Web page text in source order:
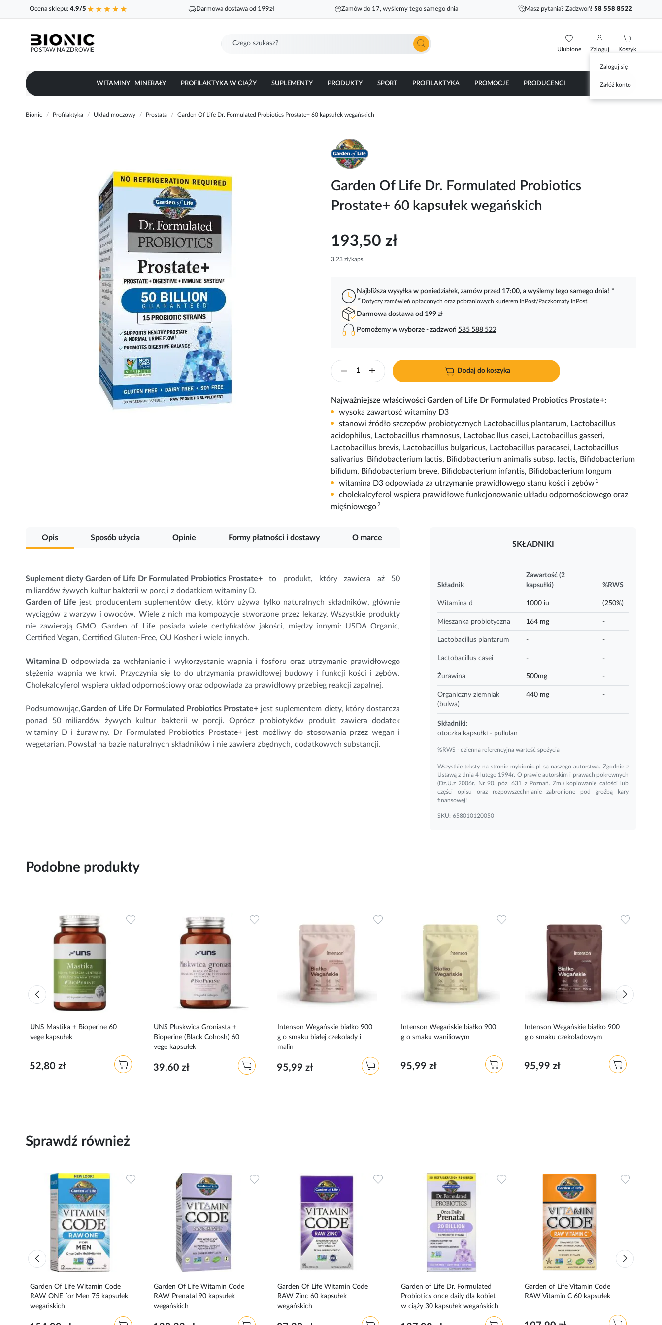
Ocena sklepu: 4.9/5 Darmowa dostawa od 199zł Zamów do 17, wyślemy tego samego dnia Masz pytania? Zadzwoń! 58 558 8522
POSTAW NA ZDROWIE
Szukaj
Ulubione
Zaloguj
Zaloguj się
Załóż konto
Koszyk
WITAMINY I MINERAŁY PROFILAKTYKA W CIĄŻY SUPLEMENTY PRODUKTY SPORT PROFILAKTYKA PROMOCJE PRODUCENCI
Bionic Profilaktyka Układ moczowy Prostata Garden Of Life Dr. Formulated Probiotics Prostate+ 60 kapsułek wegańskich
Garden Of Life Dr. Formulated Probiotics
Prostate+ 60 kapsułek wegańskich
193,50 zł
3,23 zł/kaps.
Najbliższa wysyłka w poniedziałek, zamów przed 17:00, a wyślemy tego samego dnia! *
* Dotyczy zamówień opłaconych oraz pobraniowych kurierem InPost/Paczkomaty InPost.
Darmowa dostawa od 199 zł
Pomożemy w wyborze - zadzwoń 585 588 522
Dodaj do koszyka
Najważniejsze właściwości Garden of Life Dr Formulated Probiotics Prostate+:
wysoka zawartość witaminy D3
stanowi źródło szczepów probiotycznych Lactobacillus plantarum, Lactobacillus
acidophilus, Lactobacillus rhamnosus, Lactobacillus casei, Lactobacillus gasseri,
Lactobacillus brevis, Lactobacillus bulgaricus, Lactobacillus paracasei, Lactobacillus
salivarius, Bifidobacterium lactis, Bifidobacterium animalis subsp. lactis, Bifidobacterium
bifidum, Bifidobacterium breve, Bifidobacterium infantis, Bifidobacterium longum
witamina D3 odpowiada za utrzymanie prawidłowego stanu kości i zębów1
cholekalcyferol wspiera prawidłowe funkcjonowanie układu odpornościowego oraz
mięśniowego2
Opis
Suplement diety Garden of Life Dr Formulated Probiotics Prostate+
to produkt, który zawiera aż 50
miliardów żywych kultur bakterii w porcji z dodatkiem witaminy D.
Garden of Life jest producentem suplementów diety, który używa tylko naturalnych składników, głównie
wyciągów z warzyw i owoców. Wiele z nich ma kompozycje stworzone przez lekarzy. Wszystkie produkty
nie zawierają GMO. Garden of Life posiada wiele certyfikatów jakości, między innymi: USDA Organic,
Certified Vegan, Certified Gluten-Free, OU Kosher i wiele innych.
Witamina D odpowiada za wchłanianie i wykorzystaniewapnia i fosforu oraz utrzymanie prawidłowego
stężenia wapnia we krwi. Przyczynia się to do utrzymania prawidłowej budowy i funkcji
kości i zębów.
Cholekalcyferol wspiera układ odpornościowy oraz odpowiada za prawidłowy przebieg reakcji zapalnej.
Podsumowując,Garden of Life Dr Formulated Probiotics Prostate+ jest suplementem diety, który dostarcza
ponad 50 miliardów żywych kultur bakterii w porcji. Oprócz probiotyków produkt zawiera dodatek
witaminy D i żurawiny. Dr Formulated Probiotics Prostate+ jest możliwy do stosowania przez wegan i
wegetarian. Powstał na bazie naturalnych składników i nie zawiera zbędnych, dodatkowych substancji.
Sposób użycia Opinie Formy płatności i dostawy
O marce
SKŁADNIKI
Składnik
Zawartość (2
kapsułki)
%RWS
Witamina d 1000 iu (250%)
Mieszanka probiotyczna 164 mg -
Lactobacillus plantarum - -
Lactobacillus casei - -
Żurawina 500mg -
Organiczny ziemniak
(bulwa)
440 mg -
Składniki:
otoczka kapsułki - pullulan
%RWS - dzienna referencyjna wartość spożycia
Wszystkie teksty na stronie mybionic.pl są naszego autorstwa. Zgodnie z
Ustawą z dnia 4 lutego 1994r. O prawie autorskim i prawach pokrewnych
(Dz.U.z 2006r. Nr 90, póz. 631 z Poznań. Zm.) kopiowanie całości lub
części opisu oraz rozpowszechnianie zabronione pod groźbą kary
finansowej!
SKU: 658010120050
Podobne produkty
UNS Mastika + Bioperine 60
vege kapsułek
52,80 zł
Dodaj
UNS Pluskwica Groniasta +
Bioperine (Black Cohosh) 60
vege kapsułek
39,60 zł
Dodaj
Intenson Wegańskie białko 900
g o smaku białej czekolady i
malin
95,99 zł
Dodaj
Intenson Wegańskie białko 900
g o smaku waniliowym
95,99 zł
Dodaj
Intenson Wegańskie białko 900
g o smaku czekoladowym
95,99 zł
Dodaj
Sprawdź również
Garden Of Life Witamin Code
RAW ONE for Men 75 kapsułek
wegańskich
Dodaj
Garden Of Life Witamin Code
RAW Prenatal 90 kapsułek
wegańskich
Dodaj
Garden Of Life Witamin Code
RAW Zinc 60 kapsułek
wegańskich
Dodaj
Garden of Life Dr. Formulated
Probiotics once daily dla kobiet
w ciąży 30 kapsułek wegańskich
Dodaj
Garden of Life Vitamin Code
RAW Vitamin C 60 kapsułek
Dodaj